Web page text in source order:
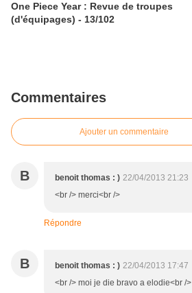
One Piece Year : Revue de troupes
(d'équipages) - 13/102
Commentaires
Ajouter un commentaire
B benoit thomas : ) 22/04/2013 21:23
<br /> merci<br />
Répondre
B benoit thomas : ) 22/04/2013 17:47
<br /> moi je die bravo a elodie<br />